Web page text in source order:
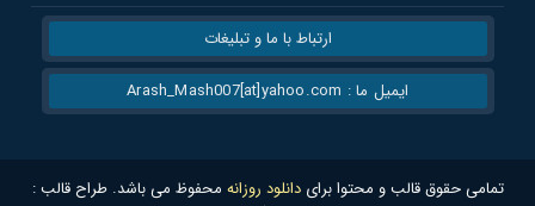
ارتباط با ما و تبلیغات
ایمیل ما : Arash_Mash007[at]yahoo.com
تمامی حقوق قالب و محتوا برایدانلود روزانه محفوظ می باشد. طراح قالب :